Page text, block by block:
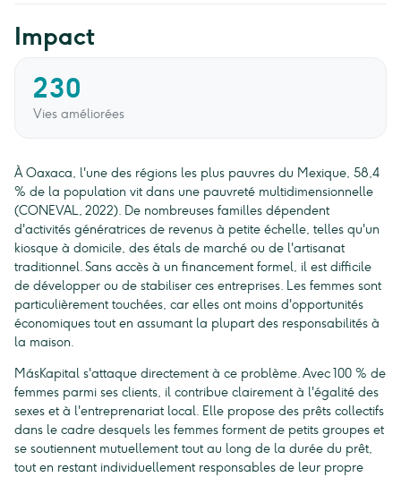
Impact
230
Vies améliorées
À Oaxaca, l'une des régions les plus pauvres du Mexique, 58,4
% de la population vit dans une pauvreté multidimensionnelle
(CONEVAL, 2022). De nombreuses familles dépendent
d'activités génératrices de revenus à petite échelle, telles qu'un
kiosque à domicile, des étals de marché ou de l'artisanat
traditionnel. Sans accès à un financement formel, il est difficile
de développer ou de stabiliser ces entreprises. Les femmes sont
particulièrement touchées, car elles ont moins d'opportunités
économiques tout en assumant la plupart des responsabilités à
la maison.
MásKapital s'attaque directement à ce problème. Avec 100 % de
femmes parmi ses clients, il contribue clairement à l'égalité des
sexes et à l'entreprenariat local. Elle propose des prêts collectifs
dans le cadre desquels les femmes forment de petits groupes et
se soutiennent mutuellement tout au long de la durée du prêt,
tout en restant individuellement responsables de leur propre